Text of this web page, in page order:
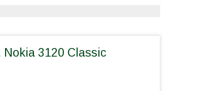
Nokia 3120 Classic